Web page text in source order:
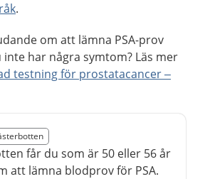
.
om att lämna PSA-prov
har några symtom? Läs mer
testning för prostatacancer –
Västerbotten
får du som är 50 eller 56 år
att lämna blodprov för PSA.
tillägget från region Västerbotten